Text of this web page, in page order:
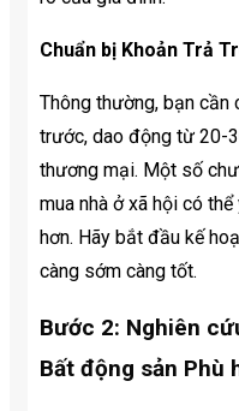
Chuẩn bị Khoản Trả
Thông thường, bạn cần
trước, dao động từ 20-
thương mại. Một số
mua nhà ở xã hội có
hơn. Hãy bắt đầu kế
càng sớm càng tốt.
Bước 2: Nghiên
Bất động sản Phù